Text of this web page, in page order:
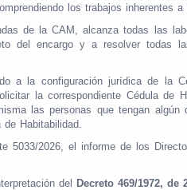
los trabajos inherentes a
de la CAM, alcanza todas las
del encargo y a resolver todas
a la configuración jurídica de la
la correspondiente Cédula de
las personas que tengan
Habitabilidad.
5033/2026, el informe de los
del Decreto 469/1972,